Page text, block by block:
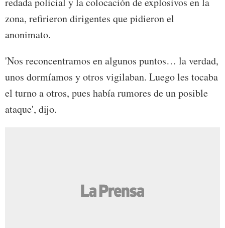
zona, refirieron dirigentes que pidieron el
anonimato.
'Nos reconcentramos en algunos puntos… la verdad,
unos dormíamos y otros vigilaban. Luego les tocaba
el turno a otros, pues había rumores de un posible
ataque', dijo.